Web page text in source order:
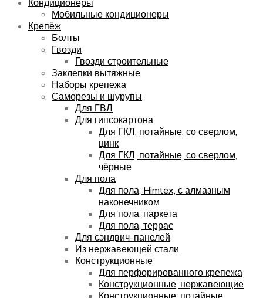
Мобильные кондиционеры
Крепёж
Болты
Гвозди
Гвозди строительные
Заклепки вытяжные
Наборы крепежа
Саморезы и шурупы
Для ГВЛ
Для гипсокартона
Для ГКЛ, потайные, со сверлом,
цинк
Для ГКЛ, потайные, со сверлом,
чёрные
Для пола
Для пола, Himtex, с алмазным
наконечником
Для пола, паркета
Для пола, террас
Для сэндвич-панелей
Из нержавеющей стали
Конструкционные
Для перфорированного крепежа
Конструкционные, нержавеющие
Конструкционные, потайные